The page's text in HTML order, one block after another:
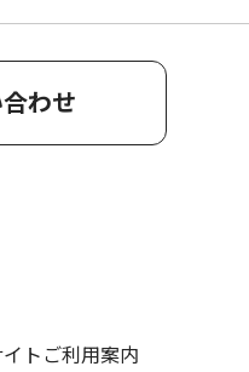
わせ
イトご利用案内